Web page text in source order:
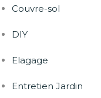
Couvre-sol
DIY
Elagage
Entretien Jardin